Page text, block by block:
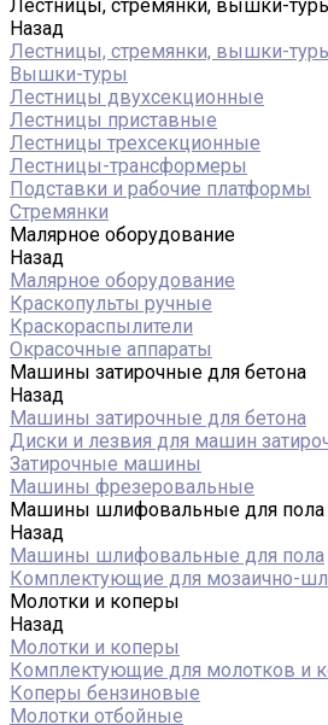
Лестницы, стремянки, вышки-
Назад
Лестницы, стремянки, вышки-
Вышки-туры
Лестницы двухсекционные
Лестницы приставные
Лестницы трехсекционные
Лестницы-трансформеры
Подставки и рабочие платформы
Стремянки
Малярное оборудование
Назад
Малярное оборудование
Краскопульты ручные
Краскораспылители
Окрасочные аппараты
Машины затирочные для бетона
Назад
Машины затирочные для бетона
Диски и лезвия для машин
Затирочные машины
Машины фрезеровальные
Машины шлифовальные для пола
Назад
Машины шлифовальные для пола
Комплектующие для мозаично-
Молотки и коперы
Назад
Молотки и коперы
Комплектующие для молотков и
Коперы бензиновые
Молотки отбойные